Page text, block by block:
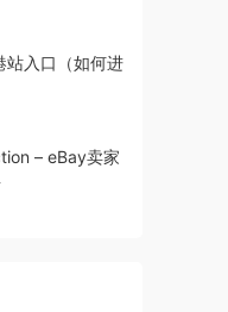
站入口（如何进
– eBay卖家